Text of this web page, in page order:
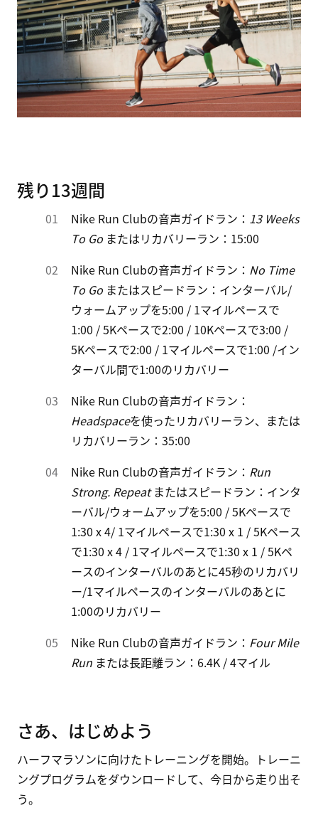
残り13週間
Nike Run Clubの音声ガイドラン： 13 Weeks
To Go またはリカバリーラン：15:00
Nike Run Clubの音声ガイドラン： No Time
To Go またはスピードラン：インターバル/
ウォームアップを5:00 / 1マイルペースで
1:00 / 5Kペースで2:00 / 10Kペースで3:00 /
5Kペースで2:00 / 1マイルペースで1:00 /イン
ターバル間で1:00のリカバリー
Nike Run Clubの音声ガイドラン：
Headspaceを使ったリカバリーラン、または
リカバリーラン：35:00
Nike Run Clubの音声ガイドラン： Run
Strong. Repeatまたはスピードラン：インタ
ーバル/ウォームアップを5:00 / 5Kペースで
1:30 x 4/ 1マイルペースで1:30 x 1 / 5Kペース
で1:30 x 4 / 1マイルペースで1:30 x 1 / 5Kペ
ースのインターバルのあとに45秒のリカバリ
ー/1マイルペースのインターバルのあとに
1:00のリカバリー
Nike Run Clubの音声ガイドラン： Four Mile
Run または長距離ラン：6.4K / 4マイル
さあ、はじめよう
ハーフマラソンに向けたトレーニングを開始。トレーニ
ングプログラムをダウンロードして、今日から走り出そ
う。